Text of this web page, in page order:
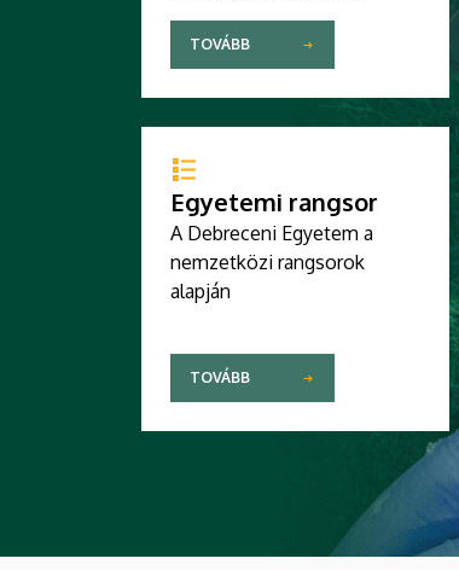
TOVÁBB
Egyetemi rangsor
A Debreceni Egyetem a
nemzetközi rangsorok
alapján
TOVÁBB